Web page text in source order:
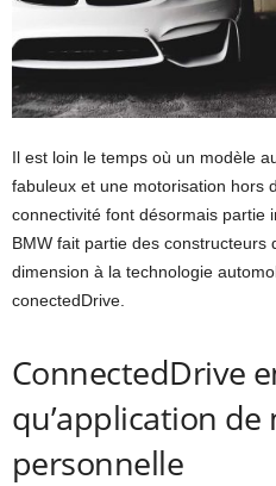
Il est loin le temps où un modèle
fabuleux et une motorisation hors
connectivité font désormais partie
BMW fait partie des constructeurs
dimension à la technologie
conectedDrive.
ConnectedDrive
qu’application
personnelle